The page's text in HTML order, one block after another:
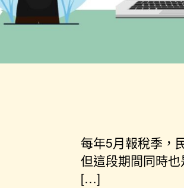
每年5月報稅季，
但這段期間同時
[…]